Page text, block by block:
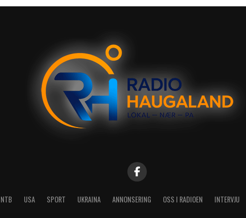
NTB USA SPORT UKRAINA ANNONSERING OSS I RADIOEN INTERVJU